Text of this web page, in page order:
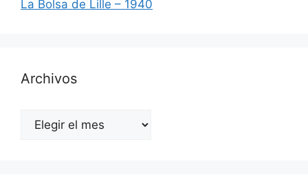
La Bolsa de Lille – 1940
Archivos
Archivos